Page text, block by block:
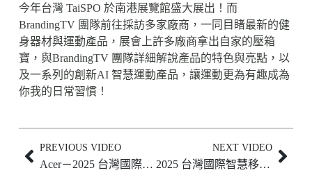
今年台灣 TaiSPO 於南港展覽館盛大展出！而
BrandingTV 團隊前往採訪多家廠商，一同目睹最新的健
身器材與運動產品，展會上許多廠商拿出自家的壓箱
寶，與BrandingTV 團隊詳細解說產品的特色與亮點，以
及一系列的創新AI 智慧運動產品，讓運動更為有趣成為
你我的日常習慣！
PREVIOUS VIDEO
Acer－2025 台灣國際運動及健身展｜BrandingTV
NEXT VIDEO
2025 台灣國際智慧移動展｜BrandingTV